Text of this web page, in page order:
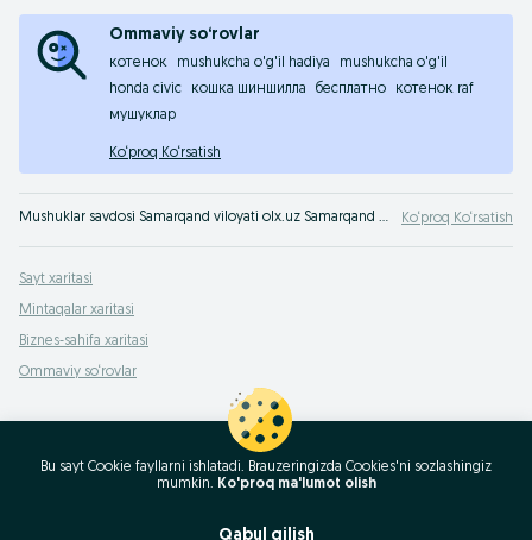
Ommaviy so‘rovlar
котенок mushukcha o'g'il hadiya
mushukcha o'g'il
honda civic
кошка шиншилла бесплатно
котенок raf
мушуклар
Ko‘proq Ko‘rsatish
Mushuklar savdosi Samarqand viloyati olx.uz Samarqand viloyati e‘lonlar taxtasida. Yangi do‘st ortir! Mushuk bolasini olx.uzda xarid qil! Ko‘proq Ko‘rsatish
Sayt xaritasi
Mintaqalar xaritasi
Biznes-sahifa xaritasi
Ommaviy so‘rovlar
Bu sayt Cookie fayllarni ishlatadi. Brauzeringizda Cookies'ni sozlashingiz
mumkin. Ko'proq ma'lumot olish
Qabul qilish